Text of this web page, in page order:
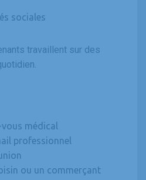
sociales
travaillent sur des
médical
professionnel
ou un commerçant